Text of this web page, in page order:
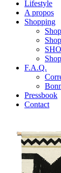
Lifestyle
A propos
Shopping
F.A.Q.
Pressbook
Contact